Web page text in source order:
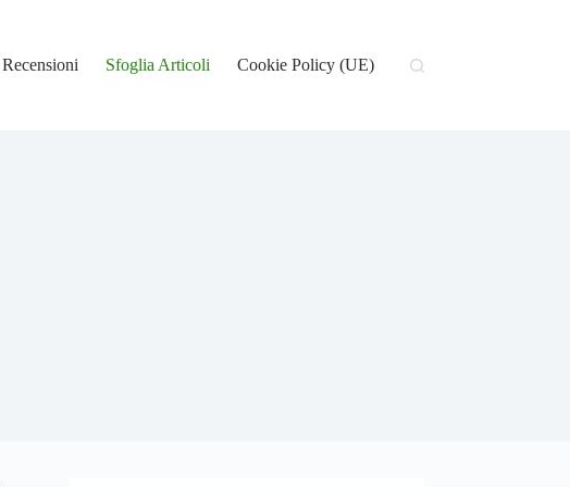
Recensioni Sfoglia Articoli Cookie Policy (UE)